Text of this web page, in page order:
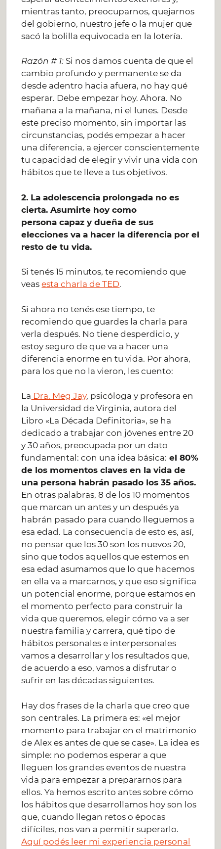
mientras tanto, preocuparnos, quejarnos
del gobierno, nuestro jefe o la mujer que
sacó la bolilla equivocada en la lotería.
Razón # 1: Si nos damos cuenta de que el
cambio profundo y permanente se da
desde adentro hacia afuera, no hay qué
esperar. Debe empezar hoy. Ahora. No
mañana a la mañana, ni el lunes. Desde
este preciso momento, sin importar las
circunstancias, podés empezar a hacer
una diferencia, a ejercer conscientemente
tu capacidad de elegir y vivir una vida con
hábitos que te lleve a tus objetivos.
2. La adolescencia prolongada no es
cierta. Asumirte hoy como
persona capaz y dueña de sus
elecciones va a hacer la diferencia por el
resto de tu vida.
Si tenés 15 minutos, te recomiendo que
veasesta charla de TED.
Si ahora no tenés ese tiempo, te
recomiendo que guardes la charla para
verla después. No tiene desperdicio, y
estoy seguro de que va a hacer una
diferencia enorme en tu vida. Por ahora,
para los que no la vieron, les cuento:
La Dra. Meg Jay, psicóloga y profesora en
la Universidad de Virginia, autora del
Libro «La Década Definitoria», se ha
dedicado a trabajar con jóvenes entre 20
y 30 años, preocupada por un dato
fundamental: con una idea básica: el 80%
de los momentos claves en la vida de
una persona habrán pasado los 35 años.
En otras palabras, 8 de los 10 momentos
que marcan un antes y un después ya
habrán pasado para cuando lleguemos a
esa edad. La consecuencia de esto es, así,
no pensar que los 30 son los nuevos 20,
sino que todos aquellos que estemos en
esa edad asumamos que lo que hacemos
en ella va a marcarnos, y que eso significa
un potencial enorme, porque estamos en
el momento perfecto para construir la
vida que queremos, elegir cómo va a ser
nuestra familia y carrera, qué tipo de
hábitos personales e interpersonales
vamos a desarrollar y los resultados que,
de acuerdo a eso, vamos a disfrutar o
sufrir en las décadas siguientes.
Hay dos frases de la charla que creo que
son centrales. La primera es: «el mejor
momento para trabajar en el matrimonio
de Alex es antes de que se case». La idea es
simple: no podemos esperar a que
lleguen los grandes eventos de nuestra
vida para empezar a prepararnos para
ellos. Ya hemos escrito antes sobre cómo
los hábitos que desarrollamos hoy son los
que, cuando llegan retos o épocas
difíciles, nos van a permitir superarlo.
Aquí podés leer mi experiencia personal